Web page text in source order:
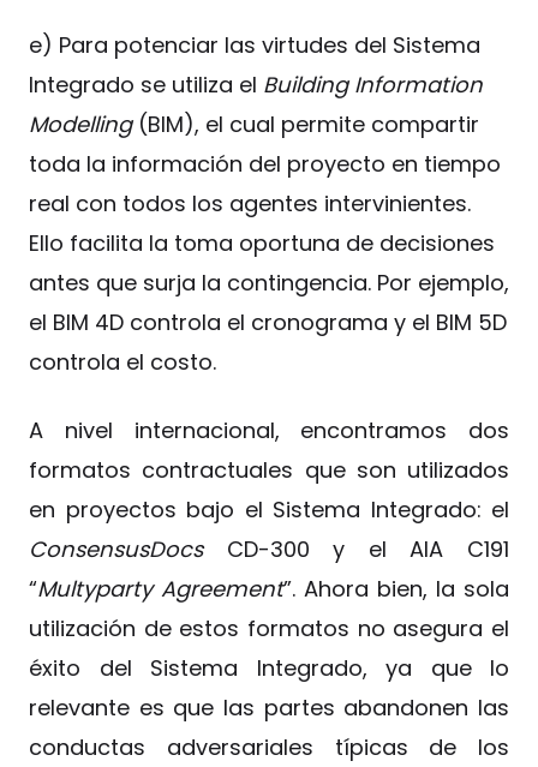
e) Para potenciar las virtudes del Sistema
Integrado se utiliza el Building Information
Modelling(BIM), el cual permite compartir
toda la información del proyecto en tiempo
real con todos los agentes intervinientes.
Ello facilita la toma oportuna de decisiones
antes que surja la contingencia. Por ejemplo,
el BIM 4D controla el cronograma y el BIM 5D
controla el costo.
A nivel internacional, encontramos dos
formatos contractuales que son utilizados
en proyectos bajo el Sistema Integrado: el
ConsensusDocsCD-300 y el AIA C191
“Multyparty Agreement”. Ahora bien, la sola
utilización de estos formatos no asegura el
éxito del Sistema Integrado, ya que lo
relevante es que las partes abandonen las
conductas adversariales típicas de los